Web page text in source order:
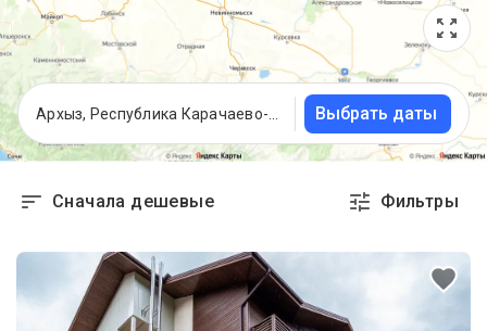
Выбрать даты
Сначала дешевые Фильтры